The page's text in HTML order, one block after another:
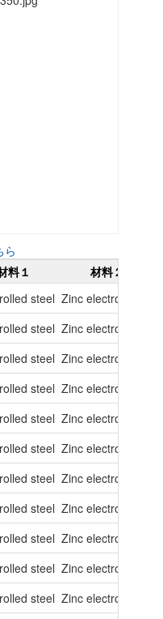
ら
料１ 材料２
steel Zinc electroplated
steel Zinc electroplated
steel Zinc electroplated
steel Zinc electroplated
steel Zinc electroplated
steel Zinc electroplated
steel Zinc electroplated
steel Zinc electroplated
steel Zinc electroplated
steel Zinc electroplated
steel Zinc electroplated